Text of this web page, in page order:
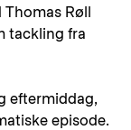
Røll
tackling fra
eftermiddag,
episode.